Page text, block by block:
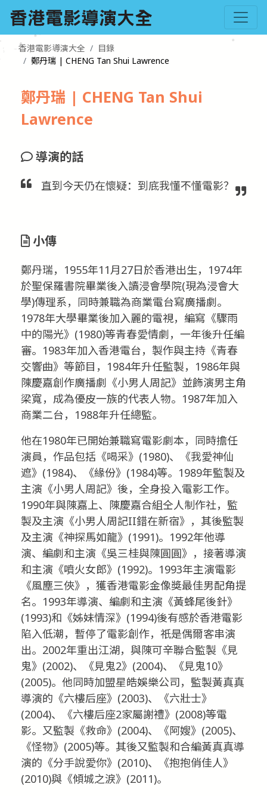
香港電影導演大全
目錄
鄭丹瑞 | CHENG Tan Shui Lawrence
鄭丹瑞 | CHENG Tan Shui
Lawrence
導演的話
直到今天仍在懷疑：到底我懂不懂電影？
小傳
鄭丹瑞，1955年11月27日於香港出生，1974年
於聖保羅書院畢業後入讀浸會學院(現為浸會大
學)傳理系，同時兼職為商業電台寫廣播劇。
1978年大學畢業後加入麗的電視，編寫《驟雨
中的陽光》(1980)等青春愛情劇，一年後升任編
審。1983年加入香港電台，製作與主持《青春
交響曲》等節目，1984年升任監製，1986年與
陳慶嘉創作廣播劇《小男人周記》並飾演男主角
梁寬，成為優皮一族的代表人物。1987年加入
商業二台，1988年升任總監。
他在1980年已開始兼職寫電影劇本，同時擔任
演員，作品包括《喝采》(1980)、《我愛神仙
遮》(1984)、《緣份》(1984)等。1989年監製及
主演《小男人周記》後，全身投入電影工作。
1990年與陳嘉上、陳慶嘉合組仝人制作社，監
製及主演《小男人周記II錯在新宿》，其後監製
及主演《神探馬如龍》(1991)。1992年他導
演、編劇和主演《吳三桂與陳圓圓》，接著導演
和主演《噴火女郎》(1992)。1993年主演電影
《風塵三俠》，獲香港電影金像獎最佳男配角提
名。1993年導演、編劇和主演《黃蜂尾後針》
(1993)和《姊妹情深》(1994)後有感於香港電影
陷入低潮，暫停了電影創作，祇是偶爾客串演
出。2002年重出江湖，與陳可辛聯合監製《見
鬼》(2002)、《見鬼2》(2004)、《見鬼10》
(2005)。他同時加盟星皓娛樂公司，監製黃真真
導演的《六樓后座》(2003)、《六壯士》
(2004)、《六樓后座2家屬謝禮》(2008)等電
影。又監製《救命》(2004)、《阿嫂》(2005)、
《怪物》(2005)等。其後又監製和合編黃真真導
演的《分手說愛你》(2010)、《抱抱俏佳人》
(2010)與《傾城之淚》(2011)。